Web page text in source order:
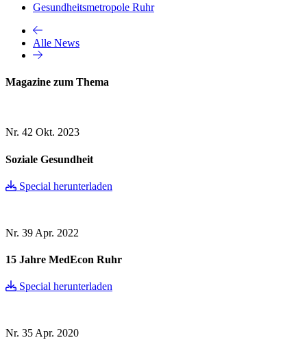
Gesundheitsmetropole Ruhr
Alle News
Magazine zum Thema
Nr. 42 Okt. 2023
Soziale Gesundheit
Special herunterladen
Nr. 39 Apr. 2022
15 Jahre MedEcon Ruhr
Special herunterladen
Nr. 35 Apr. 2020